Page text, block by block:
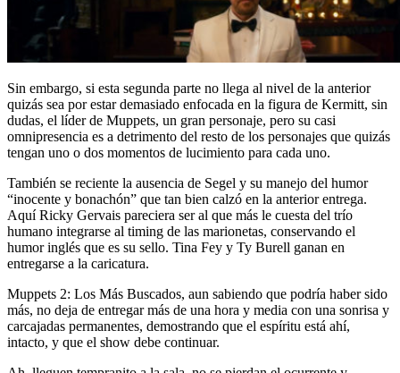
Sin embargo, si esta segunda parte no llega al nivel de la anterior
quizás sea por estar demasiado enfocada en la figura de Kermitt, sin
dudas, el líder de Muppets, un gran personaje, pero su casi
omnipresencia es a detrimento del resto de los personajes que quizás
tengan uno o dos momentos de lucimiento para cada uno.
También se reciente la ausencia de Segel y su manejo del humor
“inocente y bonachón” que tan bien calzó en la anterior entrega.
Aquí Ricky Gervais pareciera ser al que más le cuesta del trío
humano integrarse al timing de las marionetas, conservando el
humor inglés que es su sello. Tina Fey y Ty Burell ganan en
entregarse a la caricatura.
Muppets 2: Los Más Buscados, aun sabiendo que podría haber sido
más, no deja de entregar más de una hora y media con una sonrisa y
carcajadas permanentes, demostrando que el espíritu está ahí,
intacto, y que el show debe continuar.